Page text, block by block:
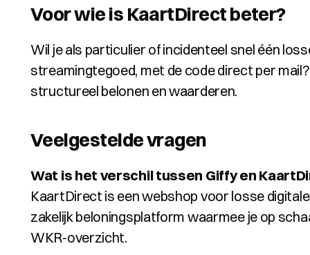
Voor wie is KaartDirect beter?
Wil je als particulier of incidenteel snel één
streamingtegoed, met de code direct per
structureel belonen en waarderen.
Veelgestelde vragen
Wat is het verschil tussen Giffy en
KaartDirect is een webshop voor losse
zakelijk beloningsplatform waarmee je op
WKR-overzicht.